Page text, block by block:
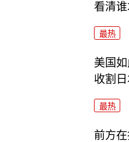
看清
最热
美国
收割日
最热
前方